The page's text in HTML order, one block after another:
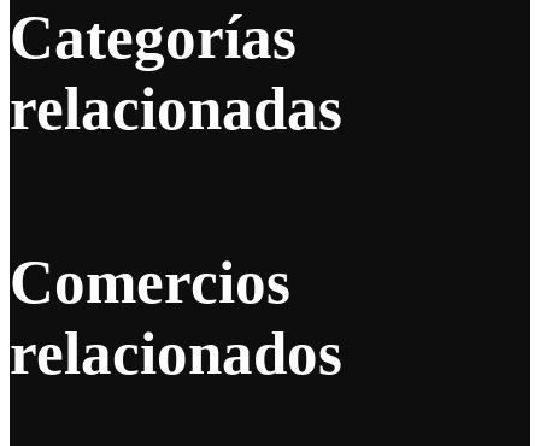
Categorías
relacionadas
Comercios
relacionados